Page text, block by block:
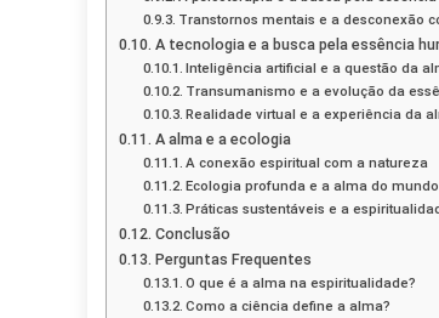
Transtornos mentais e a desconexão
A tecnologia e a busca pela essência
Inteligência artificial e a questão da
Transumanismo e a evolução da
Realidade virtual e a experiência da
A alma e a ecologia
A conexão espiritual com a natureza
Ecologia profunda e a alma do mundo
Práticas sustentáveis e a
Conclusão
Perguntas Frequentes
O que é a alma na espiritualidade?
Como a ciência define a alma?